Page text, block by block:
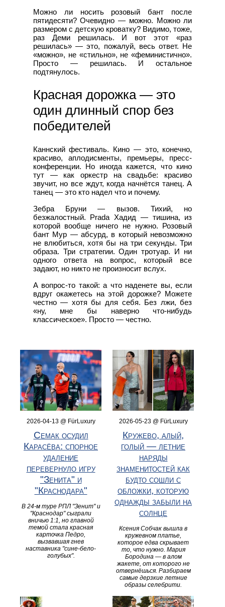
Можно ли носить розовый бант после
пятидесяти? Очевидно — можно. Можно ли
размером с детскую кроватку? Видимо, тоже,
раз Деми решилась. И вот этот «раз
решилась» — это, пожалуй, весь ответ. Не
«можно», не «стильно», не «феминистично».
Просто — решилась. И остальное
подтянулось.
Красная дорожка — это
один длинный спор без
победителей
Каннский фестиваль. Кино — это, конечно,
красиво, аплодисменты, премьеры, пресс-
конференции. Но иногда кажется, что кино
тут — как оркестр на свадьбе: красиво
звучит, но все ждут, когда начнётся танец. А
танец — это кто надел что и почему.
Зебра Бруни — вызов. Тихий, но
безжалостный. Prada Хадид — тишина, из
которой вообще ничего не нужно. Розовый
бант Мур — абсурд, в который невозможно
не влюбиться, хотя бы на три секунды. Три
образа. Три стратегии. Один тротуар. И ни
одного ответа на вопрос, который все
задают, но никто не произносит вслух.
А вопрос-то такой: а что наденете вы, если
вдруг окажетесь на этой дорожке? Можете
честно — хотя бы для себя. Без лжи, без
«ну, мне бы наверно что-нибудь
классическое». Просто — честно.
2026-04-13 @ FürLuxury
Семак осудил
Карасёва: спорное
удаление
перевернуло игру
"Зенита" и
"Краснодара"
В 24-м туре РПЛ "Зенит" и
"Краснодар" сыграли
вничью 1:1, но главной
темой стала красная
карточка Педро,
вызвавшая гнев
наставника "сине-бело-
голубых".
2026-05-23 @ FürLuxury
Кружево, алый,
голый — летние
наряды
знаменитостей как
будто сошли с
обложки, которую
однажды забыли на
солнце
Ксения Собчак вышла в
кружевном платье,
которое едва скрывает
то, что нужно. Мария
Бородина — в алом
жакете, от которого не
отвернёшься. Разбираем
самые дерзкие летние
образы селебрити.